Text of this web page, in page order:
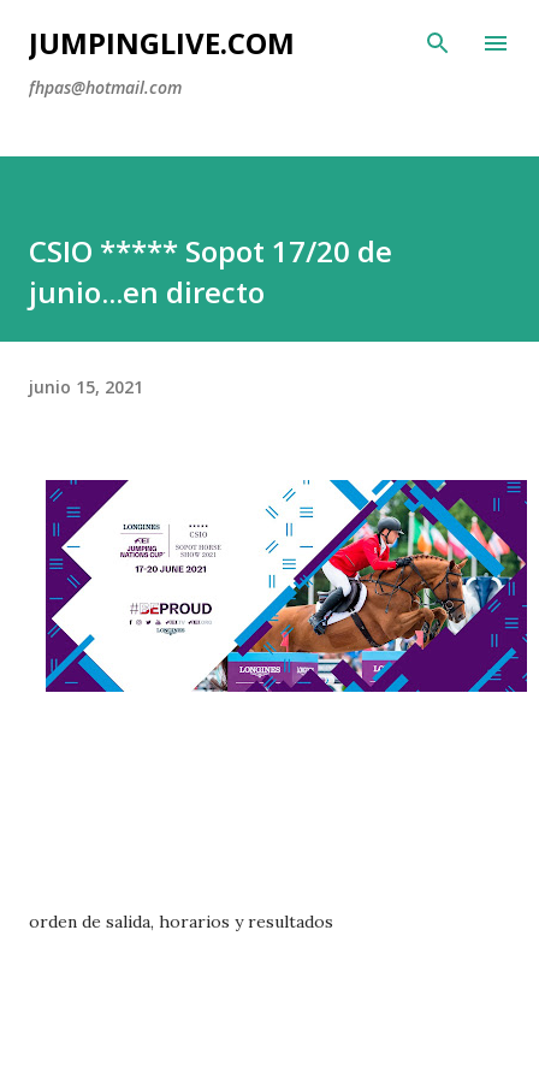
Ir al contenido principal
JUMPINGLIVE.COM
fhpas@hotmail.com
CSIO ***** Sopot 17/20 de
junio...en directo
junio 15, 2021
orden de salida, horarios y resultados